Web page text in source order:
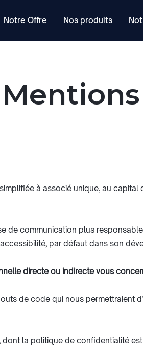
Notre Offre Nos produits
à associé unique, au
de communication plus
par défaut dans son
directe ou indirecte vous
de code qui nous permettraient
la politique de confidentialité